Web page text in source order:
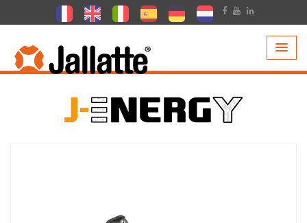
PRODOTTI > COLLEZIONI >